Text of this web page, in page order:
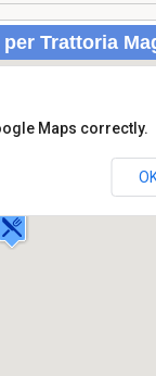
Trattoria
Maps correctly.